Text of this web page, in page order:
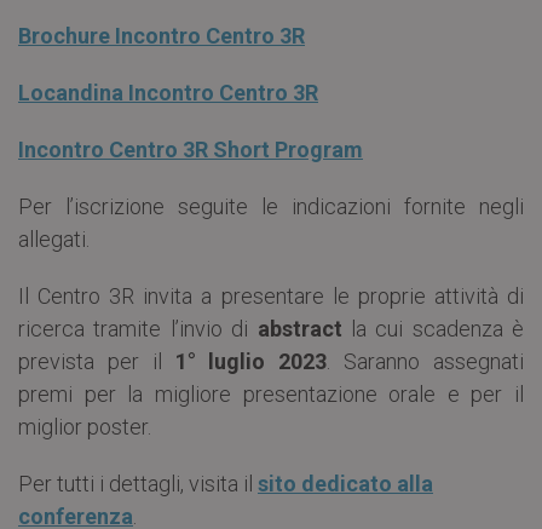
Brochure Incontro Centro 3R
Locandina Incontro Centro 3R
Incontro Centro 3R Short Program
Per l’iscrizione seguite le indicazioni fornite negli
allegati.
Il Centro 3R invita a presentare le proprie attività di
ricerca tramite l’invio di abstract la cui scadenza è
prevista per il 1° luglio 2023 . Saranno assegnati
premi per la migliore presentazione orale e per il
miglior poster.
Per tutti i dettagli, visita il sito dedicato alla
conferenza